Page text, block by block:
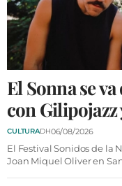
CULTURA
SOCIEDAD
OPINIÓN
GALERÍAS
CONTACTAR
El Sonna se
con
CULTURADH06/08/2026
El Festival Sonidos de la
Joan Miquel Oliver en